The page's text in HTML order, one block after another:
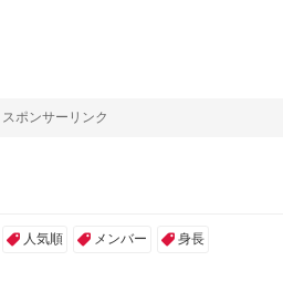
ポンサーリンク
人気順 メンバー 身長